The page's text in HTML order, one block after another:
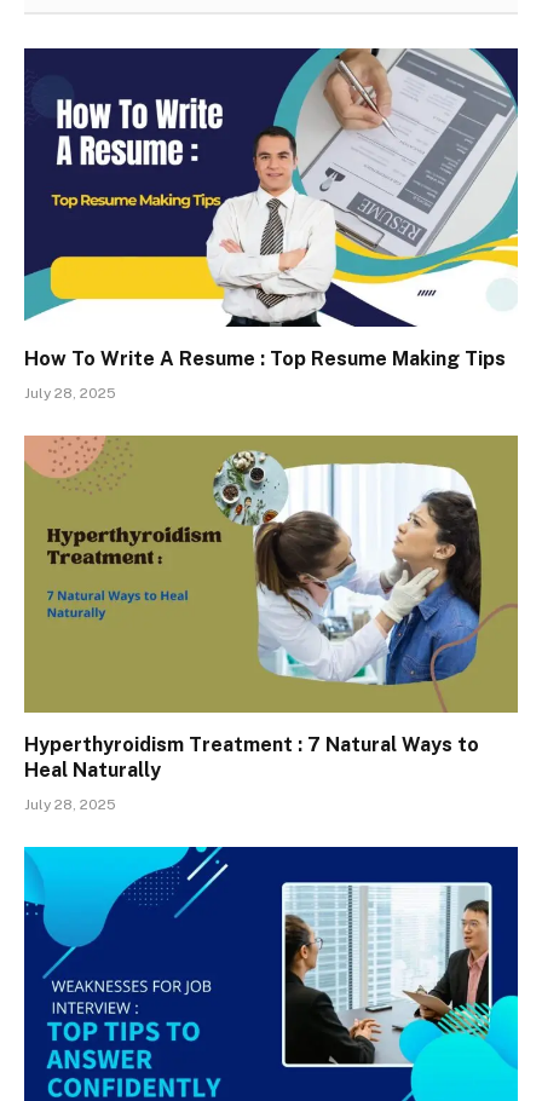
How To Write A Resume : Top Resume Making Tips
July 28, 2025
Hyperthyroidism Treatment : 7 Natural Ways to
Heal Naturally
July 28, 2025